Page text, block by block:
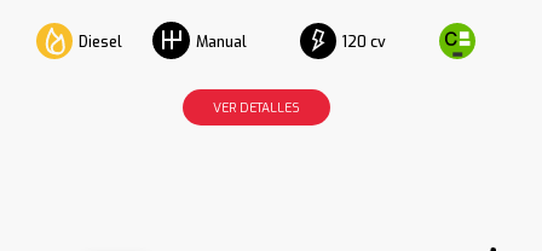
Diesel Manual 120 cv
VER DETALLES